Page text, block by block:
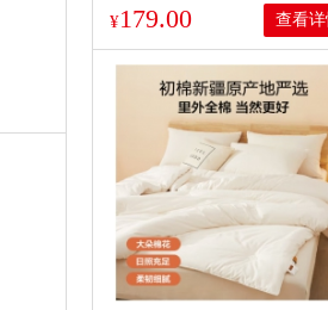
¥179.00 查看